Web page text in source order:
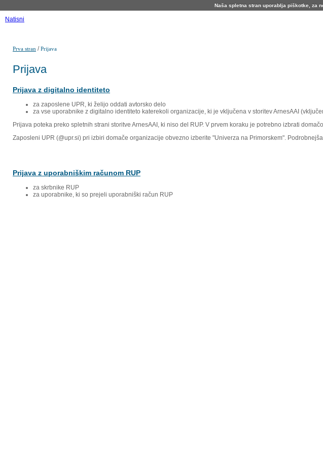
Naša spletna stran uporablja piškotke, za
Natisni
Prva stran /Prijava
Prijava
Prijava z digitalno identiteto
za zaposlene UPR, ki želijo oddati avtorsko delo
za vse uporabnike z digitalno identiteto katerekoli organizacije, ki je vključena v storitev ArnesAAI
Prijava poteka preko spletnih strani storitve ArnesAAI, ki niso del RUP. V prvem koraku je potrebno izbrati
Zaposleni UPR (@upr.si) pri izbiri domače organizacije obvezno izberite "Univerza na Primorskem".
Prijava z uporabniškim računom RUP
za skrbnike RUP
za uporabnike, ki so prejeli uporabniški račun RUP